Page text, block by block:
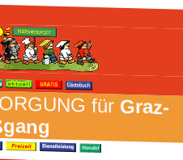
fürGraz-